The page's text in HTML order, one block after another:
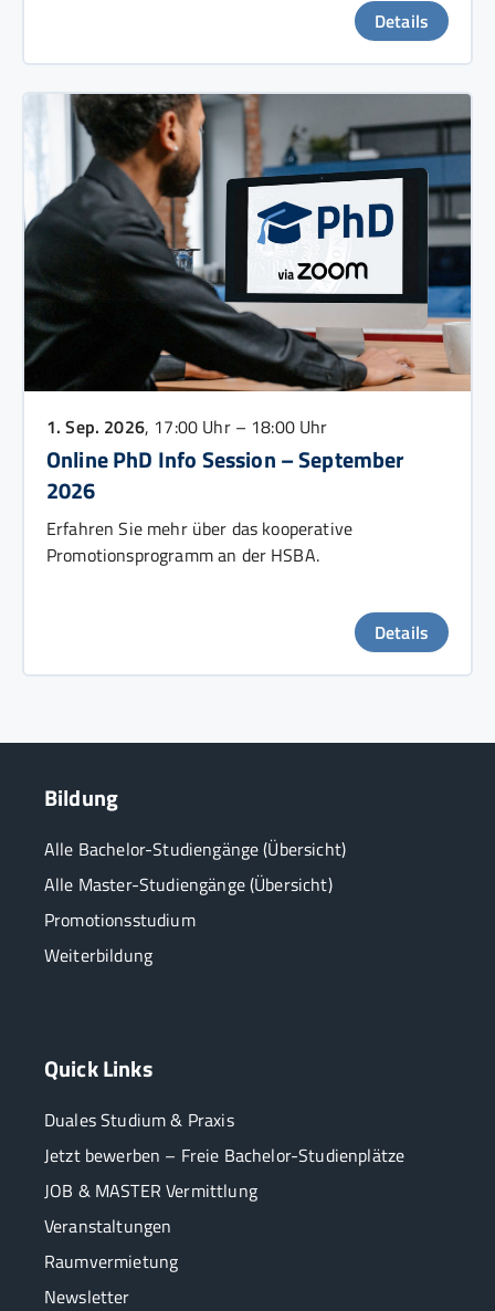
Details
1. Sep. 2026, 17:00 Uhr – 18:00 Uhr
Online PhD Info Session – September
2026
Erfahren Sie mehr über das kooperative
Promotionsprogramm an der HSBA.
Details
Bildung
Alle Bachelor-Studiengänge (Übersicht)
Alle Master-Studiengänge (Übersicht)
Promotionsstudium
Weiterbildung
Quick Links
Duales Studium & Praxis
Jetzt bewerben – Freie Bachelor-Studienplätze
JOB & MASTER Vermittlung
Veranstaltungen
Raumvermietung
Newsletter